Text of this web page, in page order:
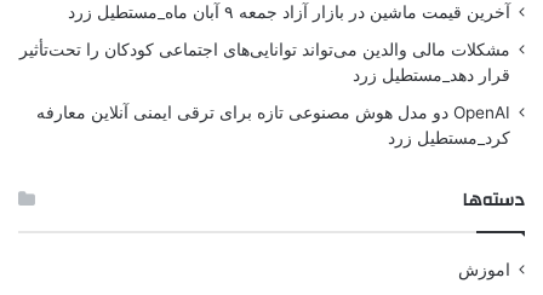
آخرین قیمت ماشین در بازار آزاد جمعه ۹ آبان ماه_مستطیل زرد
مشکلات مالی والدین می‌تواند توانایی‌های اجتماعی کودکان را تحت‌تأثیر
قرار دهد_مستطیل زرد
OpenAI دو مدل هوش مصنوعی تازه برای ترقی ایمنی آنلاین معارفه
کرد_مستطیل زرد
دسته‌ها
اموزش